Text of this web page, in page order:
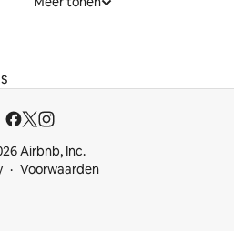
Airbnb, Inc.
Voorwaarden